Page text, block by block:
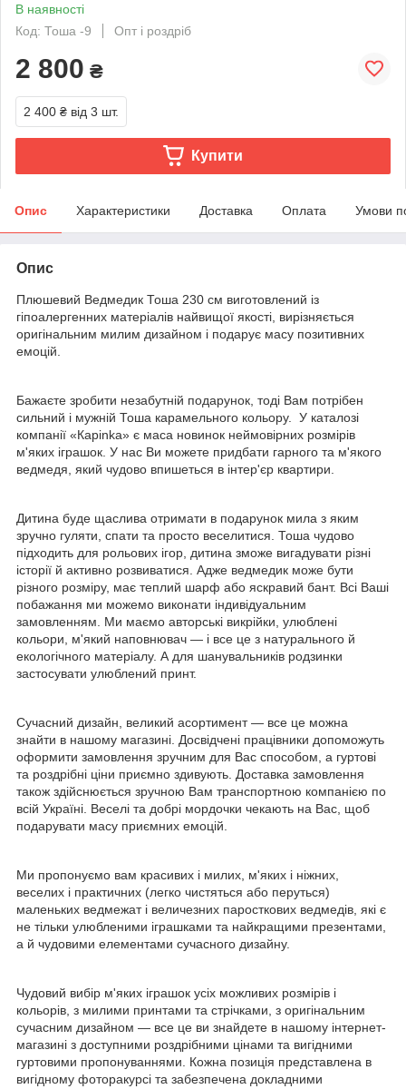
В наявності
Код: Тоша -9
Опт і роздріб
2 800 ₴
2 400 ₴ від 3 шт.
Купити
Опис Характеристики Доставка Оплата Умови
Опис
Плюшевий Ведмедик Тоша 230 см виготовлений із
гіпоалергенних матеріалів найвищої якості, вирізняється
оригінальним милим дизайном і подарує масу позитивних
емоцій.
Бажаєте зробити незабутній подарунок, тоді Вам потрібен
сильний і мужній Тоша карамельного кольору. У каталозі
компанії «Карinka» є маса новинок неймовірних розмірів
м'яких іграшок. У нас Ви можете придбати гарного та м'якого
ведмедя, який чудово впишеться в інтер'єр квартири.
Дитина буде щаслива отримати в подарунок мила з яким
зручно гуляти, спати та просто веселитися. Тоша чудово
підходить для рольових ігор, дитина зможе вигадувати різні
історії й активно розвиватися. Адже ведмедик може бути
різного розміру, має теплий шарф або яскравий бант. Всі Ваші
побажання ми можемо виконати індивідуальним
замовленням. Ми маємо авторські викрійки, улюблені
кольори, м'який наповнювач — і все це з натурального й
екологічного матеріалу. А для шанувальників родзинки
застосувати улюблений принт.
Сучасний дизайн, великий асортимент — все це можна
знайти в нашому магазині. Досвідчені працівники допоможуть
оформити замовлення зручним для Вас способом, а гуртові
та роздрібні ціни приємно здивують. Доставка замовлення
також здійснюється зручною Вам транспортною компанією по
всій Україні. Веселі та добрі мордочки чекають на Вас, щоб
подарувати масу приємних емоцій.
Ми пропонуємо вам красивих і милих, м'яких і ніжних,
веселих і практичних (легко чистяться або перуться)
маленьких ведмежат і величезних паросткових ведмедів, які є
не тільки улюбленими іграшками та найкращими презентами,
а й чудовими елементами сучасного дизайну.
Чудовий вибір м'яких іграшок усіх можливих розмірів і
кольорів, з милими принтами та стрічками, з оригінальним
сучасним дизайном — все це ви знайдете в нашому інтернет-
магазині з доступними роздрібними цінами та вигідними
гуртовими пропонуваннями. Кожна позиція представлена в
вигідному фоторакурсі та забезпечена докладними